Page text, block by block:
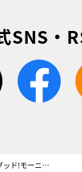
SNS・
twitter
グッド!モーニング4姉妹、“カラオケの十八番”は…福田成美「今度4人で行ってみたい」